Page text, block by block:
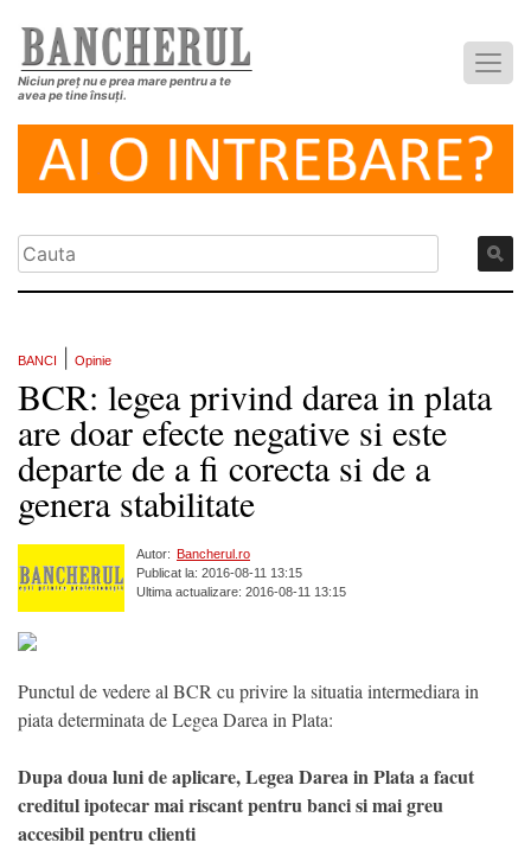
Niciun preț nu e prea mare pentru a te
avea pe tine însuți.
BANCI Opinie
BCR: legea privind darea in plata
are doar efecte negative si este
departe de a fi corecta si de a
genera stabilitate
Autor: Bancherul.ro
Publicat la: 2016-08-11 13:15
Ultima actualizare: 2016-08-11 13:15
Punctul de vedere al BCR cu privire la situatia intermediara in
piata determinata de Legea Darea in Plata:
Dupa doua luni de aplicare, Legea Darea in Plata a facut
creditul ipotecar mai riscant pentru banci si mai greu
accesibil pentru clienti